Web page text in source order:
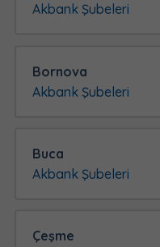
Akbank Şubeleri
Bornova
Akbank Şubeleri
Buca
Akbank Şubeleri
Çeşme